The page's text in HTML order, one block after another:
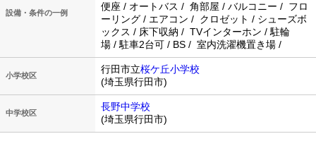
設備・条件の一例
便座 / オートバス / 角部屋 / バルコニー / フロ
ーリング / エアコン / クロゼット / シューズボ
ックス / 床下収納 / TVインターホン / 駐輪
場 / 駐車2台可 / BS / 室内洗濯機置き場 /
小学校区
行田市立桜ケ丘小学校
(埼玉県行田市)
中学校区
長野中学校
(埼玉県行田市)